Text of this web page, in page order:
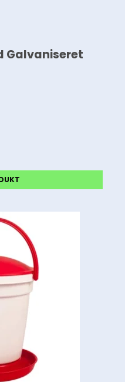
Galvaniseret